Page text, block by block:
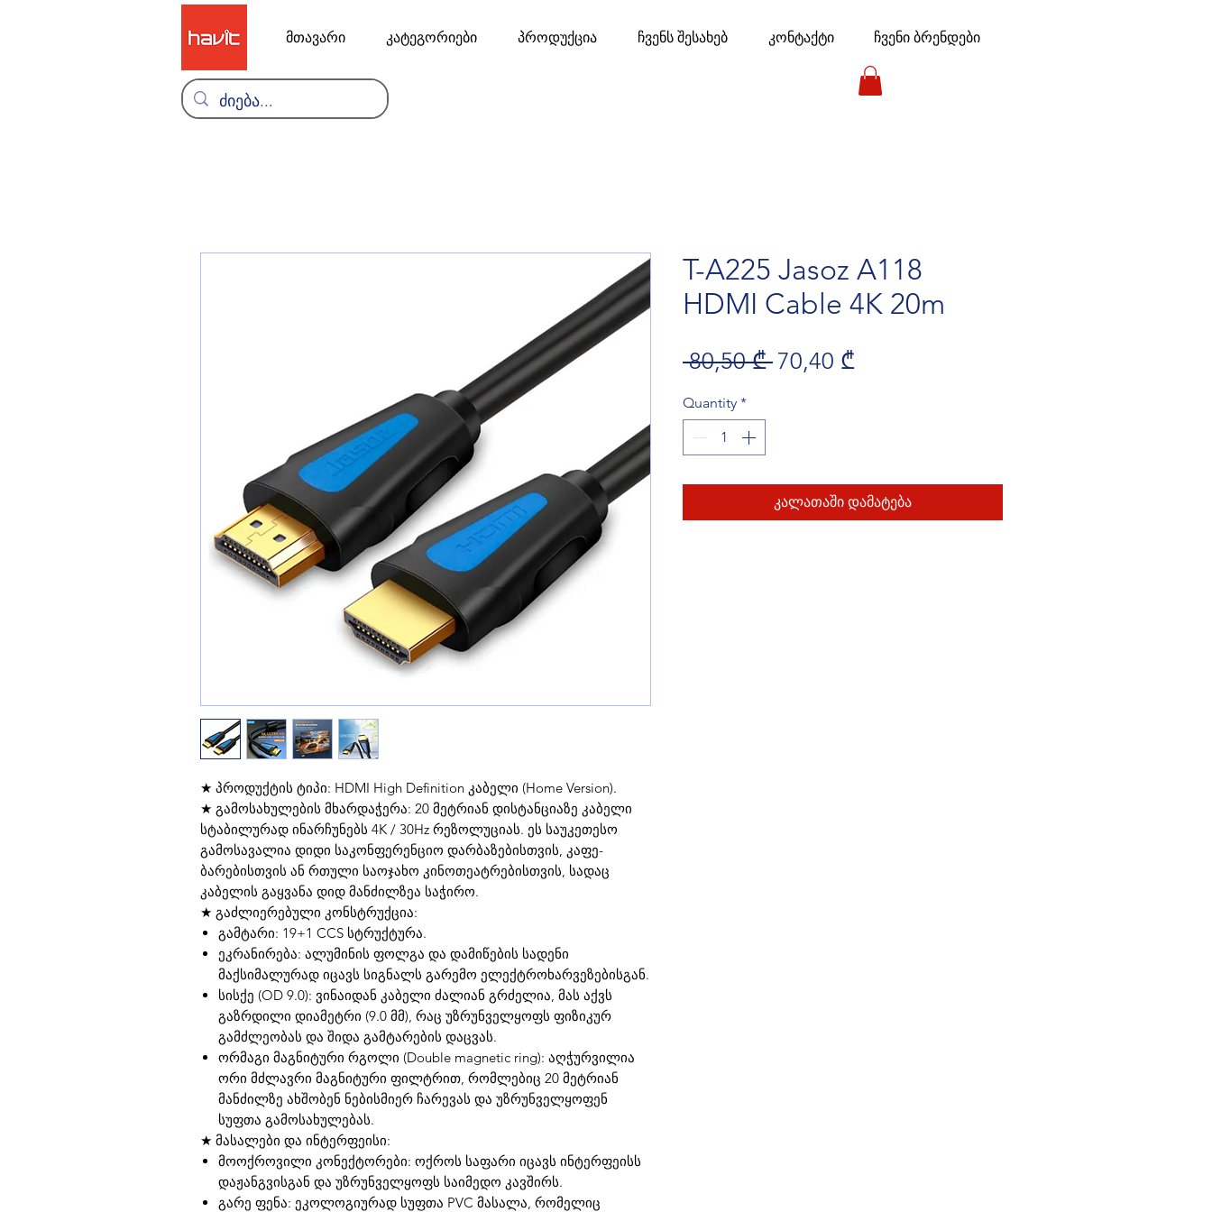
მთავარი კატეგორიები პროდუქცია ჩვენს შესახებ კონტაქტი ჩვენი ბრენდები
★ პროდუქტის ტიპი: HDMI High Definition კაბელი (Home Version).
★ გამოსახულების მხარდაჭერა: 20 მეტრიან დისტანციაზე კაბელი
სტაბილურად ინარჩუნებს 4K / 30Hz რეზოლუციას. ეს საუკეთესო
გამოსავალია დიდი საკონფერენციო დარბაზებისთვის, კაფე-
ბარებისთვის ან რთული საოჯახო კინოთეატრებისთვის, სადაც
კაბელის გაყვანა დიდ მანძილზეა საჭირო.
★ გაძლიერებული კონსტრუქცია:
გამტარი: 19+1 CCS სტრუქტურა.
ეკრანირება: ალუმინის ფოლგა და დამიწების სადენი
მაქსიმალურად იცავს სიგნალს გარემო ელექტროხარვეზებისგან.
სისქე (OD 9.0): ვინაიდან კაბელი ძალიან გრძელია, მას აქვს
გაზრდილი დიამეტრი (9.0 მმ), რაც უზრუნველყოფს ფიზიკურ
გამძლეობას და შიდა გამტარების დაცვას.
ორმაგი მაგნიტური რგოლი (Double magnetic ring): აღჭურვილია
ორი მძლავრი მაგნიტური ფილტრით, რომლებიც 20 მეტრიან
მანძილზე ახშობენ ნებისმიერ ჩარევას და უზრუნველყოფენ
სუფთა გამოსახულებას.
★ მასალები და ინტერფეისი:
მოოქროვილი კონექტორები: ოქროს საფარი იცავს ინტერფეისს
დაჟანგვისგან და უზრუნველყოფს საიმედო კავშირს.
გარე ფენა: ეკოლოგიურად სუფთა PVC მასალა, რომელიც
T-A225 Jasoz A118
HDMI Cable 4K 20m
80,50 ₾ Regular Price
70,40 ₾Sale Price
Quantity *
კალათაში დამატება